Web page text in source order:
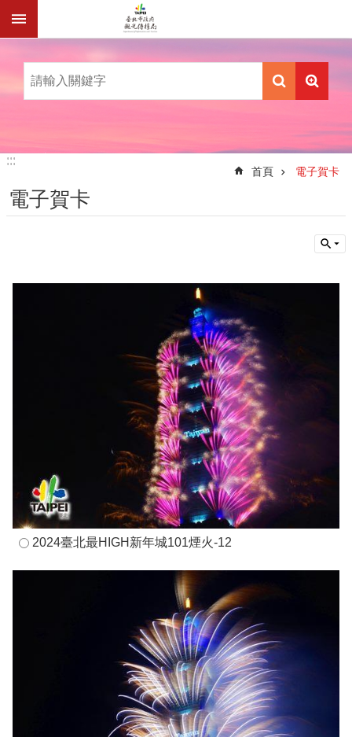
跳到主要內容區塊
:::
:::
首頁 電子賀卡
電子賀卡
2024臺北最HIGH新年城101煙火-12